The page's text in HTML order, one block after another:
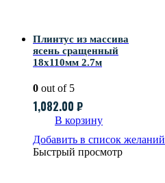
Плинтус из массива
ясень сращенный
18х110мм 2.7м
0 out of 5
1,082.00 ₽
В корзину
Добавить в список желаний
Быстрый просмотр